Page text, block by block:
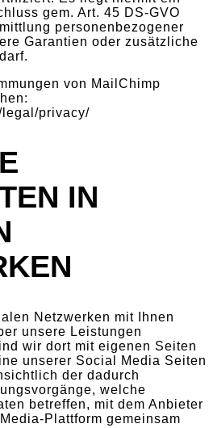
gem. Art. 45 DS-GVO
personenbezogener
Garantien oder zusätzliche
von MailChimp
legal/privacy/
IN
Netzwerken mit Ihnen
unsere Leistungen
wir dort mit eigenen Seiten
unserer Social Media Seiten
der dadurch
welche
betreffen, mit dem Anbieter
Plattform gemeinsam